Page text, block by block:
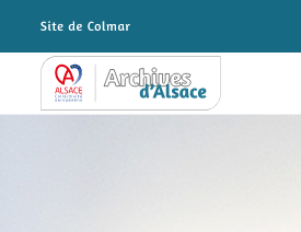
Archives Alsace - Colmar